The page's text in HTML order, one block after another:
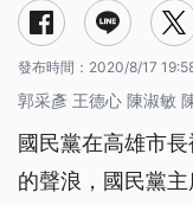
發布時間： 2020/8/17
郭采彥 王德心 陳淑敏
國民黨在高雄市
的聲浪，國民黨